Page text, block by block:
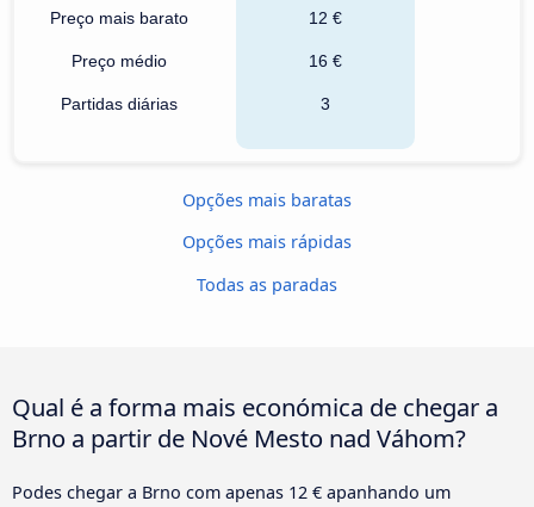
Preço mais barato
Preço médio
Partidas diárias
12 €
16 €
3
Opções mais baratas
Opções mais rápidas
Todas as paradas
Qual é a forma mais económica de chegar a
Brno a partir de Nové Mesto nad Váhom?
Podes chegar a Brno com apenas 12 € apanhando um